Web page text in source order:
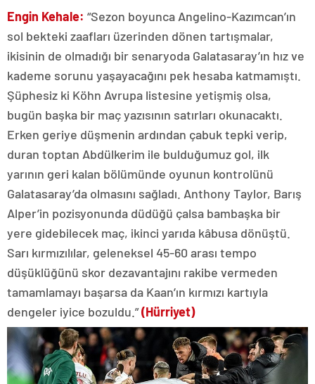
Engin Kehale: “Sezon boyunca Angelino-Kazımcan’ın
sol bekteki zaafları üzerinden dönen tartışmalar,
ikisinin de olmadığı bir senaryoda Galatasaray’ın hız ve
kademe sorunu yaşayacağını pek hesaba katmamıştı.
Şüphesiz ki Köhn Avrupa listesine yetişmiş olsa,
bugün başka bir maç yazısının satırları okunacaktı.
Erken geriye düşmenin ardından çabuk tepki verip,
duran toptan Abdülkerim ile bulduğumuz gol, ilk
yarının geri kalan bölümünde oyunun kontrolünü
Galatasaray’da olmasını sağladı. Anthony Taylor, Barış
Alper’in pozisyonunda düdüğü çalsa bambaşka bir
yere gidebilecek maç, ikinci yarıda kâbusa dönüştü.
Sarı kırmızılılar, geleneksel 45-60 arası tempo
düşüklüğünü skor dezavantajını rakibe vermeden
tamamlamayı başarsa da Kaan’ın kırmızı kartıyla
dengeler iyice bozuldu.”(Hürriyet)